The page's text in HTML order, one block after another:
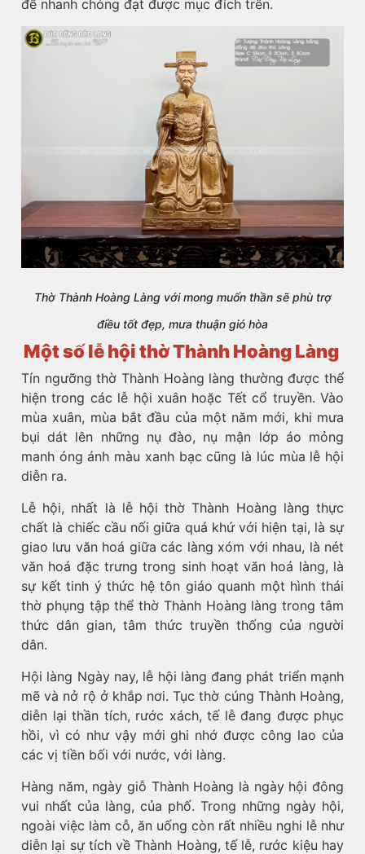
để nhanh chóng đạt được mục đích trên.
Thờ Thành Hoàng Làng với mong muốn thần sẽ phù trợ
điều tốt đẹp, mưa thuận gió hòa
Một số lễ hội thờ Thành Hoàng Làng
Tín ngưỡng thờ Thành Hoàng làng thường được thể
hiện trong các lễ hội xuân hoặc Tết cổ truyền. Vào
mùa xuân, mùa bắt đầu của một năm mới, khi mưa
bụi dát lên những nụ đào, nụ mận lớp áo mỏng
manh óng ánh màu xanh bạc cũng là lúc mùa lễ hội
diễn ra.
Lễ hội, nhất là lễ hội thờ Thành Hoàng làng thực
chất là chiếc cầu nối giữa quá khứ với hiện tại, là sự
giao lưu văn hoá giữa các làng xóm với nhau, là nét
văn hoá đặc trưng trong sinh hoạt văn hoá làng, là
sự kết tinh ý thức hệ tôn giáo quanh một hình thái
thờ phụng tập thể thờ Thành Hoàng làng trong tâm
thức dân gian, tâm thức truyền thống của người
dân.
Hội làng Ngày nay, lễ hội làng đang phát triển mạnh
mẽ và nở rộ ở khắp nơi. Tục thờ cúng Thành Hoàng,
diễn lại thần tích, rước xách, tế lễ đang được phục
hồi, vì có như vậy mới ghi nhớ được công lao của
các vị tiền bối với nước, với làng.
Hàng năm, ngày giỗ Thành Hoàng là ngày hội đông
vui nhất của làng, của phố. Trong những ngày hội,
ngoài việc làm cỗ, ăn uống còn rất nhiều nghi lễ như
diễn lại sự tích về Thành Hoàng, tế lễ, rước kiệu hay